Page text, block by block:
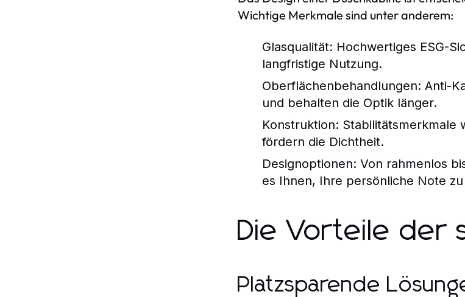
Wichtige Merkmale sind unter anderem:
Glasqualität: Hochwertiges ESG-
langfristige Nutzung.
Oberflächenbehandlungen: Anti-
und behalten die Optik länger.
Konstruktion: Stabilitätsmerkmale
fördern die Dichtheit.
Designoptionen: Von rahmenlos
es Ihnen, Ihre persönliche Note
Die Vorteile der
Platzsparende